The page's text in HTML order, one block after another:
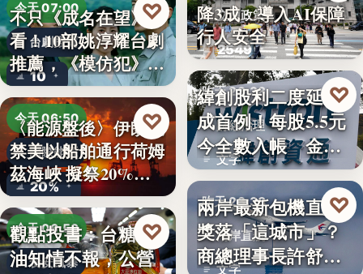
今天 07:00
台劇推薦
10
不只《成名在望》好
看！10部姚淳耀台劇
推薦，《模仿犯》
變…
♡
今天 06:50
國際能源
20%
〈能源盤後〉伊朗擬
禁美以船舶通行荷姆
茲海峽 擬祭20%
貨…
♡
今天 06:50
食安風暴
觀點投書：台糖毒
油知情不報，公營
♡
交通政策
2549
降3成 導入AI保障
行人安全
昨天 23:38
財經治理
文字
緯創股利二度延發
成首例！每股5.5元
今全數入帳 金管
會曝…
♡
昨天 23:38
兩岸直航
文字
兩岸最新包機直航
獎落「這城市」？
商總理事長許舒博
♡